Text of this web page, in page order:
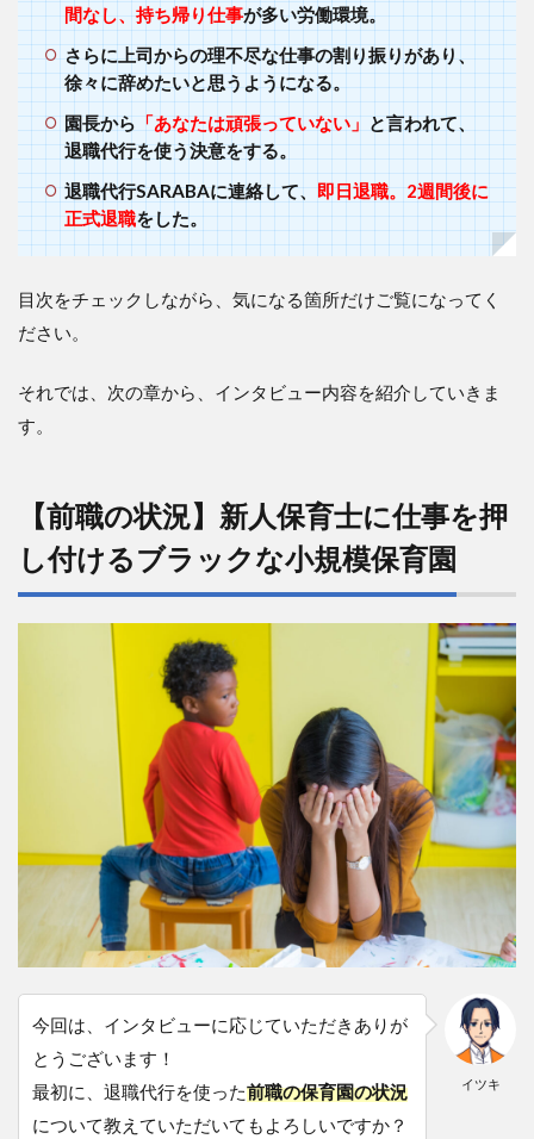
て
も、
すぐ
に使
う気
には
なれ
なか
った
5
代行
を使
う決
でき
たの
は、
した
くな
いか
6
退
職
行
を
比
較
検
討
す
る
余
裕
間なし、持ち帰り仕事が多い労働環境。
さらに上司からの理不尽な仕事の割り振りがあり、
徐々に辞めたいと思うようになる。
園長から「あなたは頑張っていない」と言われて、
退職代行を使う決意をする。
退職代行SARABAに連絡して、即日退職。2週間後に
正式退職をした。
目次をチェックしながら、気になる箇所だけご覧になってく
ださい。
それでは、次の章から、インタビュー内容を紹介していきま
す。
【前職の状況】新人保育士に仕事を押
し付けるブラックな小規模保育園
イツキ
今回は、インタビューに応じていただきありが
とうございます！
最初に、退職代行を使った前職の保育園の状況
について教えていただいてもよろしいですか？